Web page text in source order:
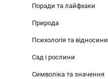
Поради та лайфхаки
Природа
Психологія та відносини
Сад і рослини
Символіка та значення